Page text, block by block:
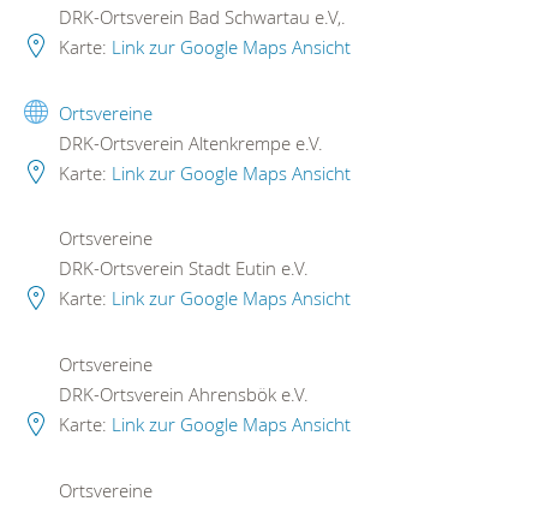
DRK-Ortsverein Bad Schwartau e.V,.
Karte: Link zur Google Maps Ansicht
Ortsvereine
DRK-Ortsverein Altenkrempe e.V.
Karte: Link zur Google Maps Ansicht
Ortsvereine
DRK-Ortsverein Stadt Eutin e.V.
Karte: Link zur Google Maps Ansicht
Ortsvereine
DRK-Ortsverein Ahrensbök e.V.
Karte: Link zur Google Maps Ansicht
Ortsvereine